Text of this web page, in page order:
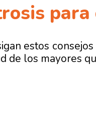
para
estos
de los mayores